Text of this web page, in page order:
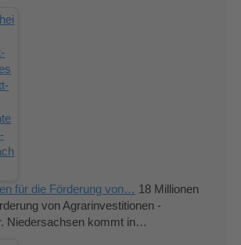
für die Förderung von… 18 Millionen
von Agrarinvestitionen -
Niedersachsen kommt in…